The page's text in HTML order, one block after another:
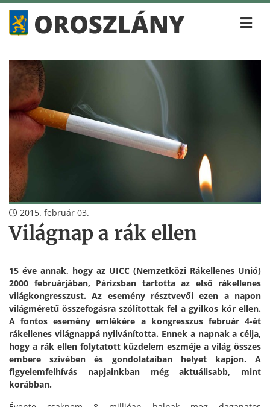
2015. február 03.
Világnap a rák ellen
15 éve annak, hogy az UICC (Nemzetközi Rákellenes Unió)
2000 februárjában, Párizsban tartotta az első rákellenes
világkongresszust. Az esemény résztvevői ezen a napon
világméretű összefogásra szólítottak fel a gyilkos kór ellen.
A fontos esemény emlékére a kongresszus február 4-ét
rákellenes világnappá nyilvánította. Ennek a napnak a célja,
hogy a rák ellen folytatott küzdelem eszméje a világ összes
embere szívében és gondolataiban helyet kapjon. A
figyelemfelhívás napjainkban még aktuálisabb, mint
korábban.